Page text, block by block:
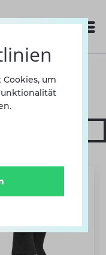
um